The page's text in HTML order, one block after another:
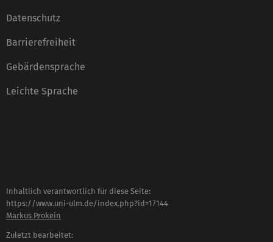
Datenschutz
Barrierefreiheit
Gebärdensprache
Leichte Sprache
Inhaltlich verantwortlich für diese Seite:
https://www.uni-ulm.de/index.php?id=17144
Markus Prokein
Zuletzt bearbeitet: